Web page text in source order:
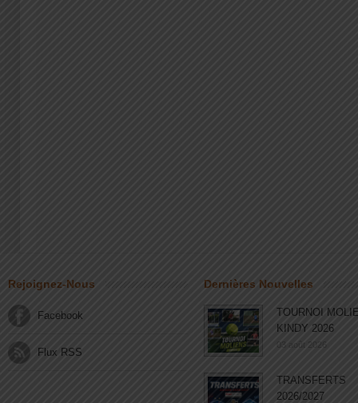
Rejoignez-Nous
Facebook
Flux RSS
Dernières Nouvelles
TOURNOI
KINDY 2026
03 août 2026
TRANSFERTS
2026/2027